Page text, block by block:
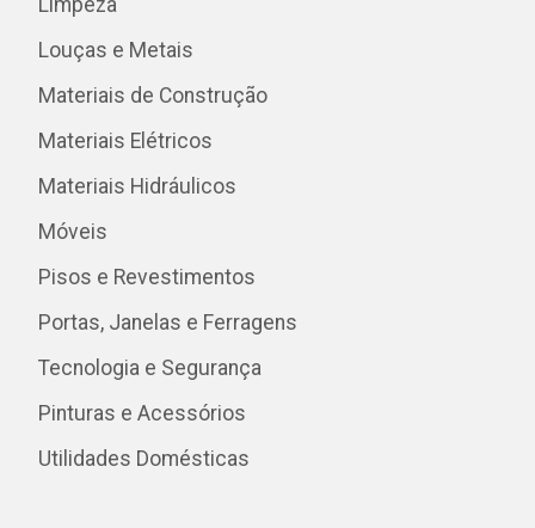
Limpeza
Louças e Metais
Materiais de Construção
Materiais Elétricos
Materiais Hidráulicos
Móveis
Pisos e Revestimentos
Portas, Janelas e Ferragens
Tecnologia e Segurança
Pinturas e Acessórios
Utilidades Domésticas